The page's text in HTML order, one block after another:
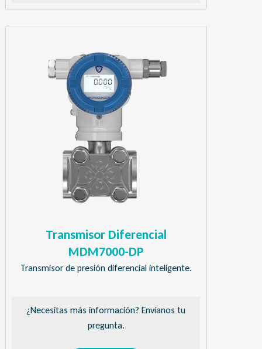
Transmisor Diferencial
MDM7000-DP
Transmisor de presión diferencial inteligente.
¿Necesitas más información? Envíanos tu
pregunta.